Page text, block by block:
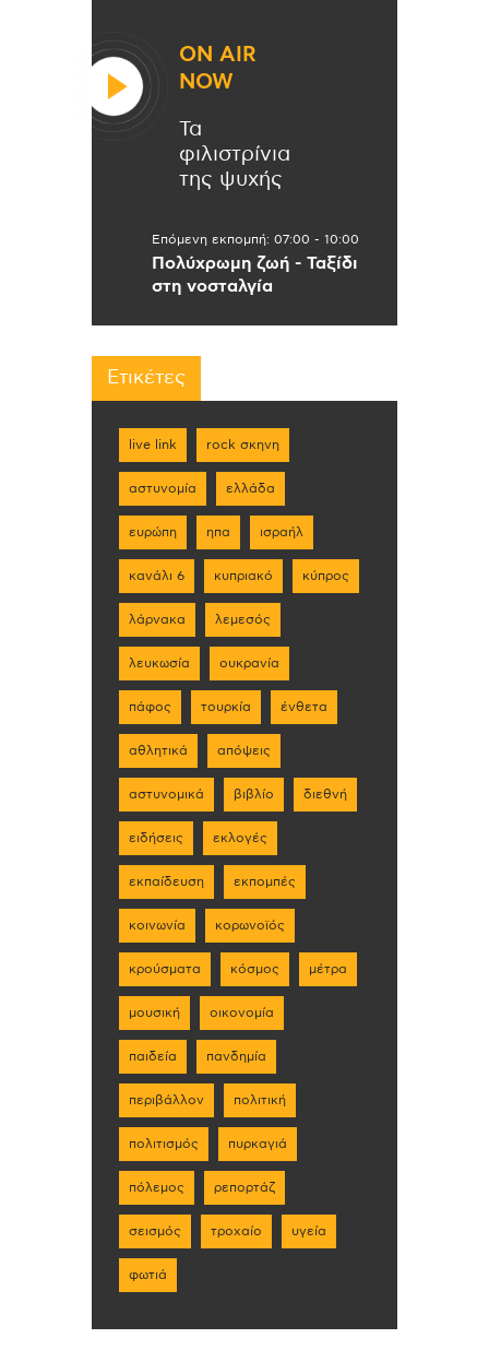
ON AIR
NOW
Τα
φιλιστρίνια
της ψυχής
Επόμενη εκπομπή: 07:00 - 10:00
Πολύχρωμη ζωή - Ταξίδι
στη νοσταλγία
Ετικέτες
live link rock σκηνη
αστυνομία ελλάδα
ευρώπη ηπα ισραήλ
κανάλι 6 κυπριακό κύπρος
λάρνακα λεμεσός
λευκωσία ουκρανία
πάφος τουρκία ένθετα
αθλητικά απόψεις
αστυνομικά βιβλίο διεθνή
ειδήσεις εκλογές
εκπαίδευση εκπομπές
κοινωνία κορωνοϊός
κρούσματα κόσμος μέτρα
μουσική οικονομία
παιδεία πανδημία
περιβάλλον πολιτική
πολιτισμός πυρκαγιά
πόλεμος ρεπορτάζ
σεισμός τροχαίο υγεία
φωτιά